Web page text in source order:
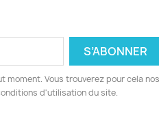
moment. Vous trouverez pour cela nos
d'utilisation du site.